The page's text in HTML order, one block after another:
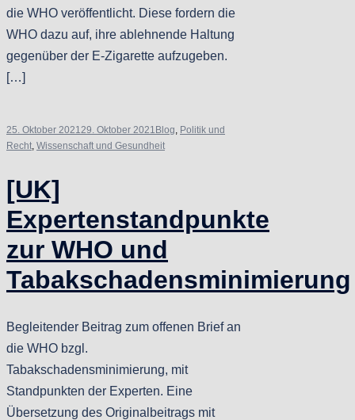
die WHO veröffentlicht. Diese fordern die
WHO dazu auf, ihre ablehnende Haltung
gegenüber der E-Zigarette aufzugeben.
[…]
25. Oktober 202129. Oktober 2021 Blog, Politik und
Recht, Wissenschaft und Gesundheit
[UK]
Expertenstandpunkte
zur WHO und
Tabakschadensminimierung
Begleitender Beitrag zum offenen Brief an
die WHO bzgl.
Tabakschadensminimierung, mit
Standpunkten der Experten. Eine
Übersetzung des Originalbeitrags mit